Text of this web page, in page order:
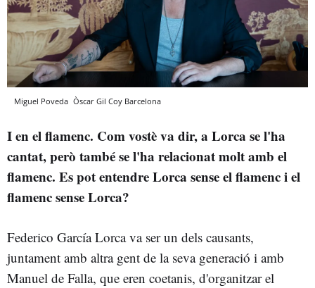
Miguel Poveda Òscar Gil Coy Barcelona
I en el flamenc. Com vostè va dir, a Lorca se l'ha
cantat, però també se l'ha relacionat molt amb el
flamenc. Es pot entendre Lorca sense el flamenc i el
flamenc sense Lorca?
Federico García Lorca va ser un dels causants,
juntament amb altra gent de la seva generació i amb
Manuel de Falla, que eren coetanis, d'organitzar el